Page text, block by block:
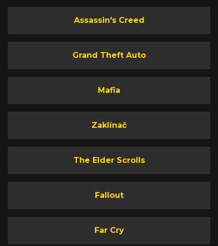
Assassin's Creed
Grand Theft Auto
Mafia
Zaklínač
The Elder Scrolls
Fallout
Far Cry